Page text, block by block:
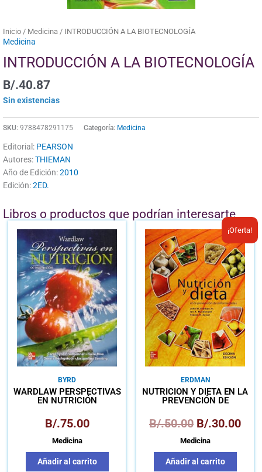
Inicio / Medicina / INTRODUCCIÓN A LA BIOTECNOLOGÍA
Medicina
INTRODUCCIÓN A LA BIOTECNOLOGÍA
B/.40.87
Sin existencias
SKU: 9788478291175 Categoría: Medicina
Editorial: PEARSON
Autores:THIEMAN
Año de Edición:2010
Edición:2ED.
Libros o productos que podrían interesarte
BYRD
WARDLAW PERSPECTIVAS
EN NUTRICIÓN
B/.75.00
Medicina
Añadir al carrito
¡Oferta!
ERDMAN
NUTRICIÓN Y DIETA EN LA
PREVENCIÓN DE
B/.50.00
El
precio
original
era:
B/.50.00.
B/.30.00
El
es:
B/
Medicina
Añadir al carrito